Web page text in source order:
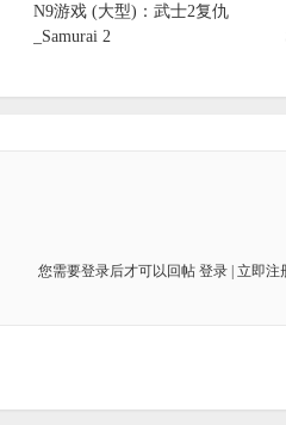
N9游戏 (大型)：武士2复仇
_Samurai 2
您需要登录后才可以回帖 登录| 立即注